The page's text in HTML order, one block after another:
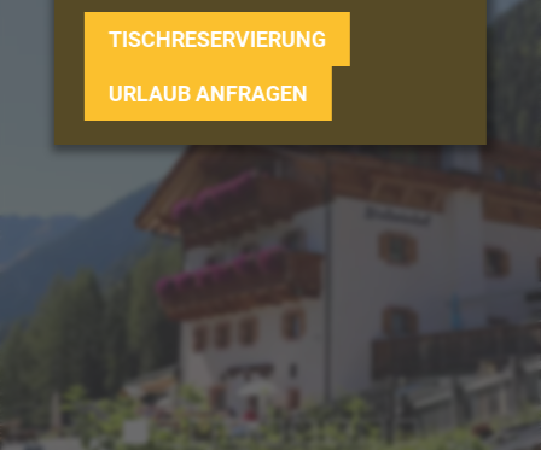
TISCHRESERVIERUNG
URLAUB ANFRAGEN